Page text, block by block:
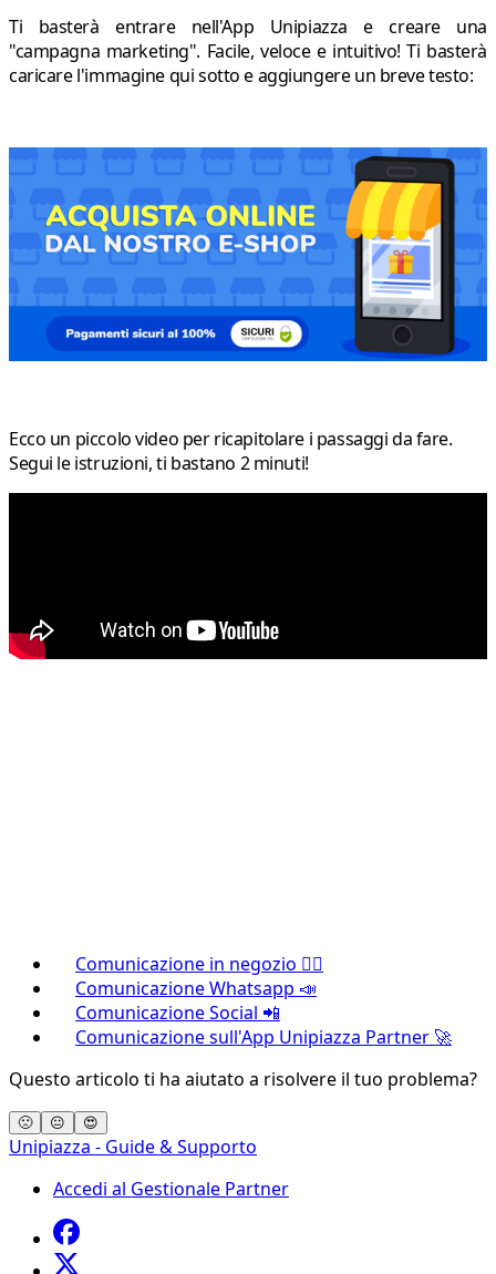
Ti basterà entrare nell'App Unipiazza e creare una
"campagna marketing". Facile, veloce e intuitivo! Ti basterà
caricare l'immagine qui sotto e aggiungere un breve testo:
Ecco un piccolo video per ricapitolare i passaggi da fare.
Segui le istruzioni, ti bastano 2 minuti!
Comunicazione in negozio ✍🏼
Comunicazione Whatsapp 📣
Comunicazione Social 📲
Comunicazione sull'App Unipiazza Partner 🚀
Questo articolo ti ha aiutato a risolvere il tuo problema?
🙁 😐 😍
Unipiazza - Guide & Supporto
Accedi al Gestionale Partner